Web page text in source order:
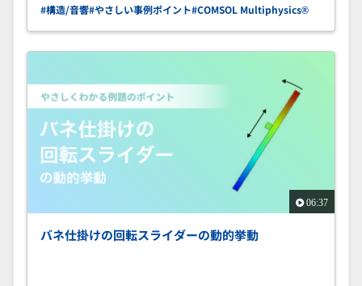
#構造/音響#やさしい事例ポイント#COMSOL Multiphysics®
06:37
バネ仕掛けの回転スライダーの動的挙動